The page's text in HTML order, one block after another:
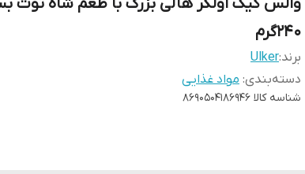
۲۴۰گرم
برند:Ulker
دسته‌بندی: مواد غذایی
شناسه کالا 8690504186946